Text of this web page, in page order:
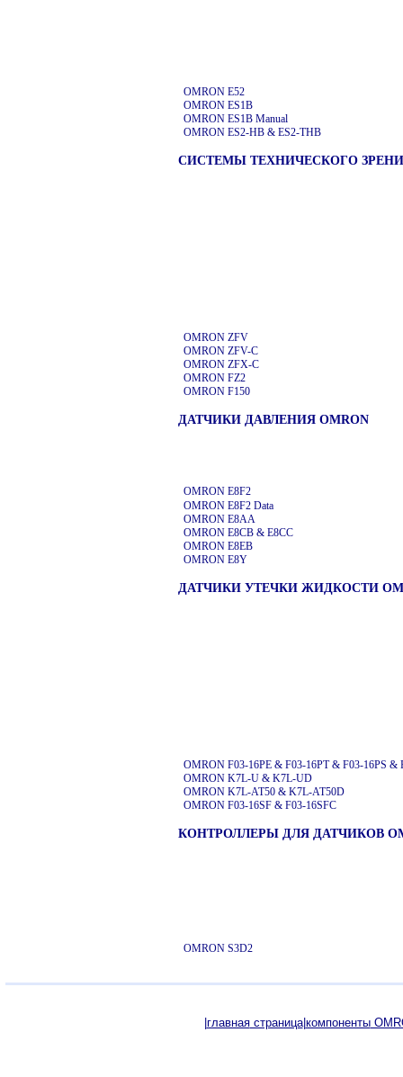
OMRON E52
OMRON ES1B
OMRON ES1B Manual
OMRON ES2-HB & ES2-THB
СИСТЕМЫ ТЕХНИЧЕСКОГО
OMRON ZFV
OMRON ZFV-C
OMRON ZFX-C
OMRON FZ2
OMRON F150
ДАТЧИКИ ДАВЛЕНИЯ OMRON
OMRON E8F2
OMRON E8F2 Data
OMRON E8AA
OMRON E8CB & E8CC
OMRON E8EB
OMRON E8Y
ДАТЧИКИ УТЕЧКИ ЖИДКОСТИ
OMRON F03-16PE & F03-16PT & F03-16PS &
OMRON K7L-U & K7L-UD
OMRON K7L-AT50 & K7L-AT50D
OMRON F03-16SF & F03-16SFC
КОНТРОЛЛЕРЫ ДЛЯ ДАТЧИКОВ
OMRON S3D2
главнаястраница|компоненты